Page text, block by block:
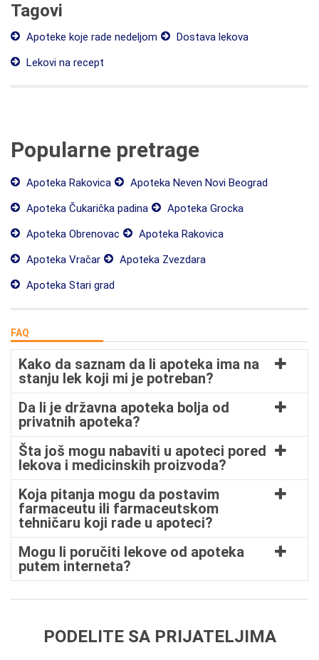
Tagovi
Apoteke koje rade nedeljom
Dostava lekova
Lekovi na recept
Popularne pretrage
Apoteka Rakovica
Apoteka Neven Novi Beograd
Apoteka Čukarička padina
Apoteka Grocka
Apoteka Obrenovac
Apoteka Rakovica
Apoteka Vračar
Apoteka Zvezdara
Apoteka Stari grad
FAQ
Kako da saznam da li apoteka ima na
stanju lek koji mi je potreban?
Da li je državna apoteka bolja od
privatnih apoteka?
Šta još mogu nabaviti u apoteci pored
lekova i medicinskih proizvoda?
Koja pitanja mogu da postavim
farmaceutu ili farmaceutskom
tehničaru koji rade u apoteci?
Mogu li poručiti lekove od apoteka
putem interneta?
PODELITE SA PRIJATELJIMA